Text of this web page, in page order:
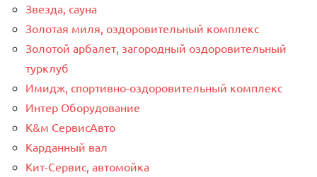
Звезда, сауна
Золотая миля, оздоровительный комплекс
Золотой арбалет, загородный оздоровительный
турклуб
Имидж, спортивно-оздоровительный комплекс
Интер Оборудование
К&м СервисАвто
Карданный вал
Кит-Сервис, автомойка